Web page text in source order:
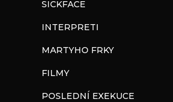
SICKFACE
INTERPRETI
MARTYHO FRKY
FILMY
POSLEDNÍ EXEKUCE